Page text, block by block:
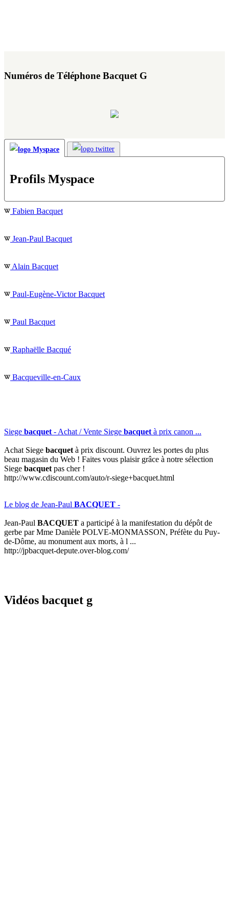
Numéros de Téléphone Bacquet G
Profils Myspace
Fabien Bacquet
Jean-Paul Bacquet
Alain Bacquet
Paul-Eugène-Victor Bacquet
Paul Bacquet
Raphaëlle Bacqué
Bacqueville-en-Caux
Siege bacquet- Achat / Vente Siege bacquetà prix canon ...
Achat Siege bacquetà prix discount. Ouvrez les portes du plus
beau magasin du Web ! Faites vous plaisir grâce à notre sélection
Siege bacquetpas cher !
http://www.cdiscount.com/auto/r-siege+bacquet.html
Le blog de Jean-Paul BACQUET -
Jean-Paul BACQUET a participé à la manifestation du dépôt de
gerbe par Mme Danièle POLVE-MONMASSON, Préfète du Puy-
de-Dôme, au monument aux morts, à l ...
http://jpbacquet-depute.over-blog.com/
Vidéos bacquet g